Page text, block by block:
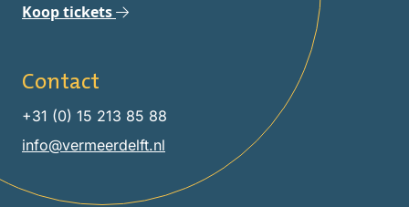
Koop tickets
Contact
+31 (0) 15 213 85 88
info@vermeerdelft.nl